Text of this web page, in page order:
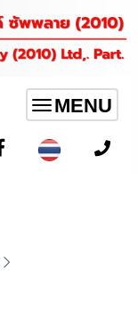
Toggle
navigation
MENU